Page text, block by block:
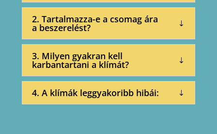
2. Tartalmazza-e a csomag ára
a beszerelést?
3. Milyen gyakran kell
karbantartani a klímát?
4. A klímák leggyakoribb hibái: